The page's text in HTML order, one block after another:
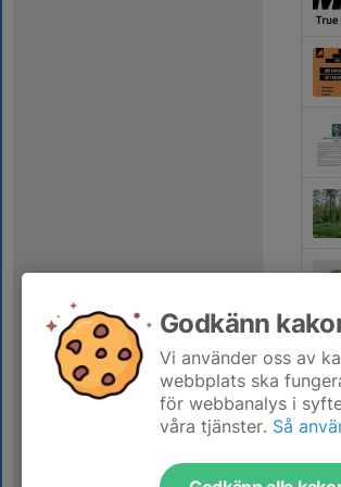
Godkänn
Vi använder oss av
webbplats ska
för webbanalys i
våra tjänster. Så